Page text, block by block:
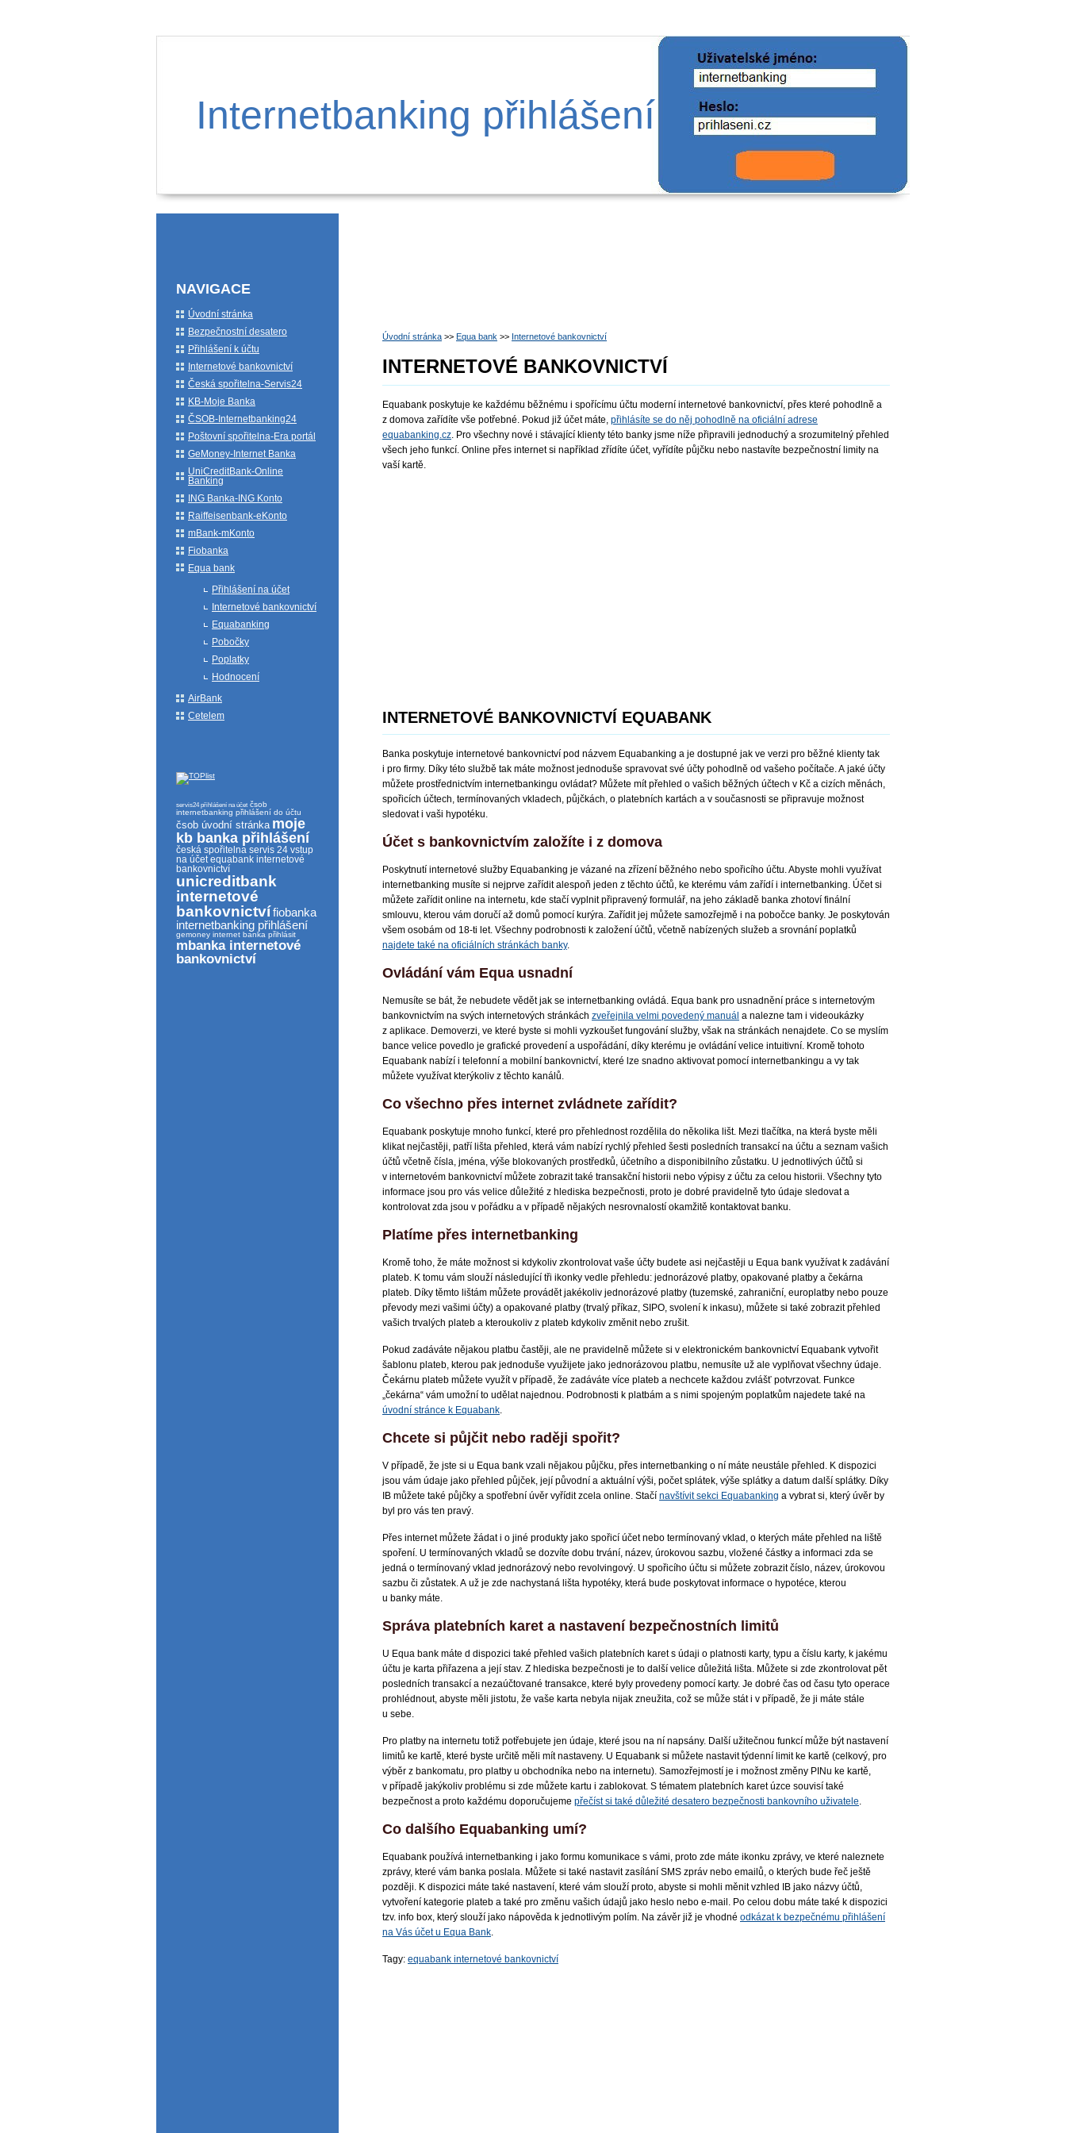
Internetbanking přihlášení
Úvodní stránka >> Equa bank >> Internetové bankovnictví
INTERNETOVÉ BANKOVNICTVÍ
Equabank poskytuje ke každému běžnému i spořícímu účtu moderní internetové bankovnictví, přes které pohodlně a
z domova zařídíte vše potřebné. Pokud již účet máte, přihlásíte se do něj pohodlně na oficiální adrese
equabanking.cz. Pro všechny nové i stávající klienty této banky jsme níže připravili jednoduchý a srozumitelný přehled
všech jeho funkcí. Online přes internet si například zřídíte účet, vyřídíte půjčku nebo nastavíte bezpečnostní limity na
vaší kartě.
INTERNETOVÉ BANKOVNICTVÍ EQUABANK
Banka poskytuje internetové bankovnictví pod názvem Equabanking a je dostupné jak ve verzi pro běžné klienty tak
i pro firmy. Díky této službě tak máte možnost jednoduše spravovat své účty pohodlně od vašeho počítače. A jaké účty
můžete prostřednictvím internetbankingu ovládat? Můžete mít přehled o vašich běžných účtech v Kč a cizích měnách,
spořicích účtech, termínovaných vkladech, půjčkách, o platebních kartách a v současnosti se připravuje možnost
sledovat i vaši hypotéku.
Účet s bankovnictvím založíte i z domova
Poskytnutí internetové služby Equabanking je vázané na zřízení běžného nebo spořicího účtu. Abyste mohli využívat
internetbanking musíte si nejprve zařídit alespoň jeden z těchto účtů, ke kterému vám zařídí i internetbanking. Účet si
můžete zařídit online na internetu, kde stačí vyplnit připravený formulář, na jeho základě banka zhotoví finální
smlouvu, kterou vám doručí až domů pomocí kurýra. Zařídit jej můžete samozřejmě i na pobočce banky. Je poskytován
všem osobám od 18-ti let. Všechny podrobnosti k založení účtů, včetně nabízených služeb a srovnání poplatků
najdete také na oficiálních stránkách banky.
Ovládání vám Equa usnadní
Nemusíte se bát, že nebudete vědět jak se internetbanking ovládá. Equa bank pro usnadnění práce s internetovým
bankovnictvím na svých internetových stránkách zveřejnila velmi povedený manuál a nalezne tam i videoukázky
z aplikace. Demoverzi, ve které byste si mohli vyzkoušet fungování služby, však na stránkách nenajdete. Co se myslím
bance velice povedlo je grafické provedení a uspořádání, díky kterému je ovládání velice intuitivní. Kromě tohoto
Equabank nabízí i telefonní a mobilní bankovnictví, které lze snadno aktivovat pomocí internetbankingu a vy tak
můžete využívat kterýkoliv z těchto kanálů.
Co všechno přes internet zvládnete zařídit?
Equabank poskytuje mnoho funkcí, které pro přehlednost rozdělila do několika lišt. Mezi tlačítka, na která byste měli
klikat nejčastěji, patří lišta přehled, která vám nabízí rychlý přehled šesti posledních transakcí na účtu a seznam vašich
účtů včetně čísla, jména, výše blokovaných prostředků, účetního a disponibilního zůstatku. U jednotlivých účtů si
v internetovém bankovnictví můžete zobrazit také transakční historii nebo výpisy z účtu za celou historii. Všechny tyto
informace jsou pro vás velice důležité z hlediska bezpečnosti, proto je dobré pravidelně tyto údaje sledovat a
kontrolovat zda jsou v pořádku a v případě nějakých nesrovnalostí okamžitě kontaktovat banku.
Platíme přes internetbanking
Kromě toho, že máte možnost si kdykoliv zkontrolovat vaše účty budete asi nejčastěji u Equa bank využívat k zadávání
plateb. K tomu vám slouží následující tři ikonky vedle přehledu: jednorázové platby, opakované platby a čekárna
plateb. Díky těmto lištám můžete provádět jakékoliv jednorázové platby (tuzemské, zahraniční, europlatby nebo pouze
převody mezi vašimi účty) a opakované platby (trvalý příkaz, SIPO, svolení k inkasu), můžete si také zobrazit přehled
vašich trvalých plateb a kteroukoliv z plateb kdykoliv změnit nebo zrušit.
Pokud zadáváte nějakou platbu častěji, ale ne pravidelně můžete si v elektronickém bankovnictví Equabank vytvořit
šablonu plateb, kterou pak jednoduše využijete jako jednorázovou platbu, nemusíte už ale vyplňovat všechny údaje.
Čekárnu plateb můžete využít v případě, že zadáváte více plateb a nechcete každou zvlášť potvrzovat. Funkce
„čekárna“ vám umožní to udělat najednou. Podrobnosti k platbám a s nimi spojeným poplatkům najedete také na
úvodní stránce k Equabank.
Chcete si půjčit nebo raději spořit?
V případě, že jste si u Equa bank vzali nějakou půjčku, přes internetbanking o ní máte neustále přehled. K dispozici
jsou vám údaje jako přehled půjček, její původní a aktuální výši, počet splátek, výše splátky a datum další splátky. Díky
IB můžete také půjčky a spotřební úvěr vyřídit zcela online. Stačí navštívit sekci Equabanking a vybrat si, který úvěr by
byl pro vás ten pravý.
Přes internet můžete žádat i o jiné produkty jako spořicí účet nebo termínovaný vklad, o kterých máte přehled na liště
spoření. U termínovaných vkladů se dozvíte dobu trvání, název, úrokovou sazbu, vložené částky a informaci zda se
jedná o termínovaný vklad jednorázový nebo revolvingový. U spořicího účtu si můžete zobrazit číslo, název, úrokovou
sazbu či zůstatek. A už je zde nachystaná lišta hypotéky, která bude poskytovat informace o hypotéce, kterou
u banky máte.
Správa platebních karet a nastavení bezpečnostních li­mitů
U Equa bank máte d dispozici také přehled vašich platebních karet s údaji o platnosti karty, typu a číslu karty, k jakému
účtu je karta přiřazena a její stav. Z hlediska bezpečnosti je to další velice důležitá lišta. Můžete si zde zkontrolovat pět
posledních transakcí a nezaúčtované transakce, které byly provedeny pomocí karty. Je dobré čas od času tyto operace
prohlédnout, abyste měli jistotu, že vaše karta nebyla nijak zneužita, což se může stát i v případě, že ji máte stále
u sebe.
Pro platby na internetu totiž potřebujete jen údaje, které jsou na ní napsány. Další užitečnou funkcí může být nastavení
limitů ke kartě, které byste určitě měli mít nastaveny. U Equabank si můžete nastavit týdenní limit ke kartě (celkový, pro
výběr z bankomatu, pro platby u obchodníka nebo na internetu). Samozřejmostí je i možnost změny PINu ke kartě,
v případě jakýkoliv problému si zde můžete kartu i zablokovat. S tématem platebních karet úzce souvisí také
bezpečnost a proto každému doporučujeme přečíst si také důležité desatero bezpečnosti bankovního uživatele.
Co dalšího Equabanking umí?
Equabank používá internetbanking i jako formu komunikace s vámi, proto zde máte ikonku zprávy, ve které naleznete
zprávy, které vám banka poslala. Můžete si také nastavit zasílání SMS zpráv nebo emailů, o kterých bude řeč ještě
později. K dispozici máte také nastavení, které vám slouží proto, abyste si mohli měnit vzhled IB jako názvy účtů,
vytvoření kategorie plateb a také pro změnu vašich údajů jako heslo nebo e-mail. Po celou dobu máte také k dispozici
tzv. info box, který slouží jako nápověda k jednotlivým polím. Na závěr již je vhodné odkázat k bezpečnému přihlášení
na Vás účet u Equa Bank.
Tagy: equabank internetové bankovnictví
NAVIGACE
Úvodní stránka
Bezpečnostní desatero
Přihlášení k účtu
Internetové bankovnictví
Česká spořitelna-Servis24
KB-Moje Banka
ČSOB-Internetbanking24
Poštovní spořitelna-Era portál
GeMoney-Internet Banka
UniCreditBank-Online
Banking
ING Banka-ING Konto
Raiffeisenbank-eKonto
mBank-mKonto
Fiobanka
Equa bank
Přihlášení na účet
Internetové bankovnictví
Equabanking
Pobočky
Poplatky
Hodnocení
AirBank
Cetelem
servis24 přihlášení na účet čsob
internetbanking přihlášení do účtu
čsob úvodní stránka moje
kb banka přihlášení
česká spořitelna servis 24 vstup
na účet equabank internetové
bankovnictví
unicreditbank
internetové
bankovnictvífiobanka
internetbanking přihlášení
gemoney internet banka přihlásit
mbanka internetové
bankovnictví